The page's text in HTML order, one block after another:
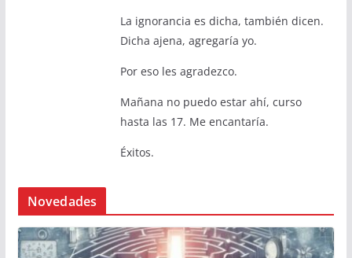
La ignorancia es dicha, también dicen.
Dicha ajena, agregaría yo.
Por eso les agradezco.
Mañana no puedo estar ahí, curso
hasta las 17. Me encantaría.
Éxitos.
Novedades